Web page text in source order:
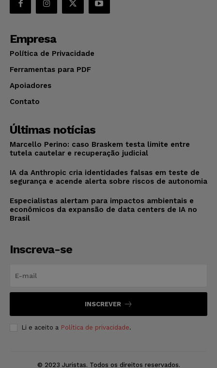
Empresa
Política de Privacidade
Ferramentas para PDF
Apoiadores
Contato
Últimas notícias
Marcello Perino: caso Braskem testa limite entre
tutela cautelar e recuperação judicial
IA da Anthropic cria identidades falsas em teste de
segurança e acende alerta sobre riscos de autonomia
Especialistas alertam para impactos ambientais e
econômicos da expansão de data centers de IA no
Brasil
Inscreva-se
INSCREVER
Li e aceito a Política de privacidade.
© 2023 Juristas. Todos os direitos reservados.